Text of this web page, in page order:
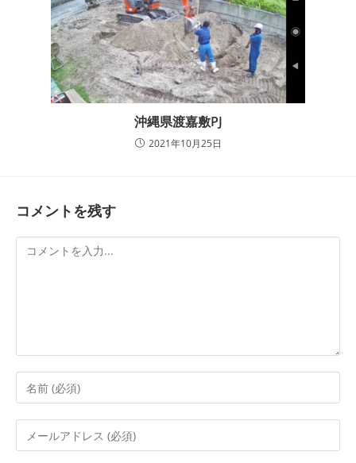
沖縄県渡嘉敷PJ
2021年10月25日
コメントを残す